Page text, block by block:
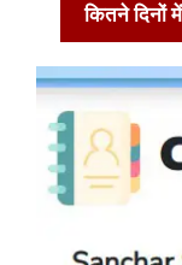
कितने दिनों